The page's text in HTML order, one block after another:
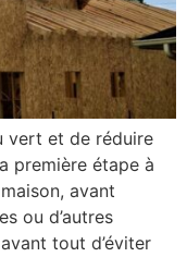
vert et de réduire
première étape à
avant
ou d’autres
tout d’éviter